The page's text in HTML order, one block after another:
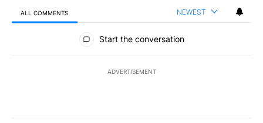
ALL COMMENTS NEWEST
All Comments
Start the conversation
ADVERTISEMENT